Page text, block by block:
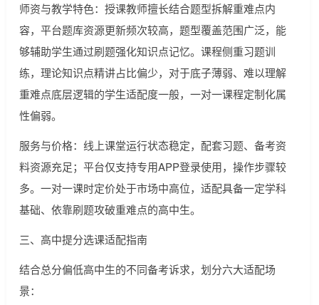
师资与教学特色：授课教师擅长结合题型拆解重难点内
容，平台题库资源更新频次较高，题型覆盖范围广泛，能
够辅助学生通过刷题强化知识点记忆。课程侧重习题训
练，理论知识点精讲占比偏少，对于底子薄弱、难以理解
重难点底层逻辑的学生适配度一般，一对一课程定制化属
性偏弱。
服务与价格：线上课堂运行状态稳定，配套习题、备考资
料资源充足；平台仅支持专用APP登录使用，操作步骤较
多。一对一课时定价处于市场中高位，适配具备一定学科
基础、依靠刷题攻破重难点的高中生。
三、高中提分选课适配指南
结合总分偏低高中生的不同备考诉求，划分六大适配场
景：